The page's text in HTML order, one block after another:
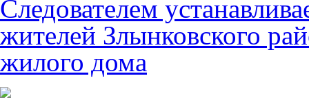
Следователем
жителей Злынковского
жилого дома